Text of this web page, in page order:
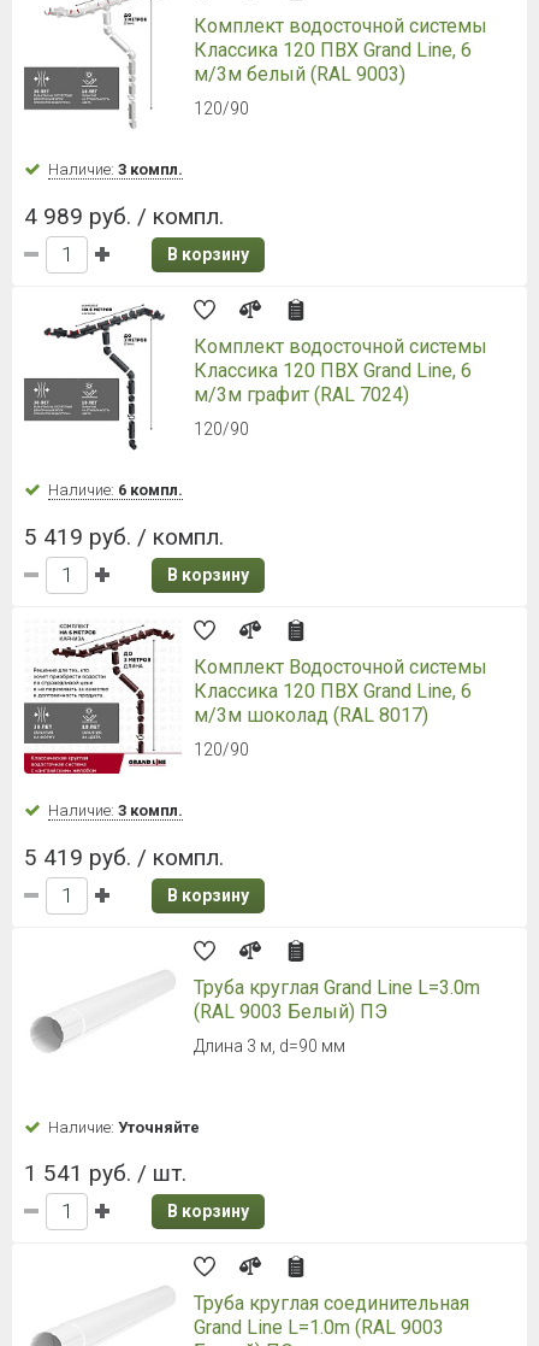
Комплект водосточной системы
Классика 120 ПВХ Grand Line, 6
м/3м белый (RAL 9003)
120/90
Наличие: 3 компл.
4 989 руб. / компл.
В корзину
Комплект водосточной системы
Классика 120 ПВХ Grand Line, 6
м/3м графит (RAL 7024)
120/90
Наличие: 6 компл.
5 419 руб. / компл.
В корзину
Комплект Водосточной системы
Классика 120 ПВХ Grand Line, 6
м/3м шоколад (RAL 8017)
120/90
Наличие: 3 компл.
5 419 руб. / компл.
В корзину
Труба круглая Grand Line L=3.0m
(RAL 9003 Белый) ПЭ
Длина 3 м, d=90 мм
Наличие: Уточняйте
1 541 руб. / шт.
В корзину
Труба круглая соединительная
Grand Line L=1.0m (RAL 9003